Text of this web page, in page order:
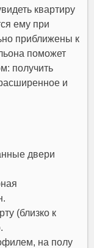
квартиру
ему при
приближены к
поможет
получить
и
двери
(близко к
на полу